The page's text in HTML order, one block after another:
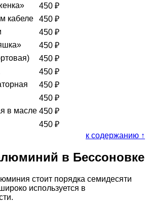
450 ₽
кабеле
450 ₽
450 ₽
450 ₽
450 ₽
450 ₽
450 ₽
450 ₽
в масле 450 ₽
450 ₽
к содержанию ↑
в Бессоновке
стоит порядка семидесяти
используется в